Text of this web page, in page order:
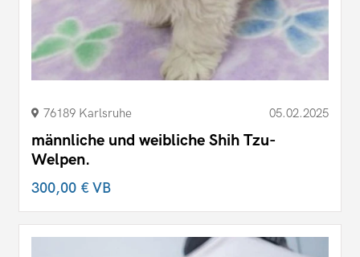
76189 Karlsruhe 05.02.2025
männliche und weibliche Shih Tzu-
Welpen.
300,00 €VB